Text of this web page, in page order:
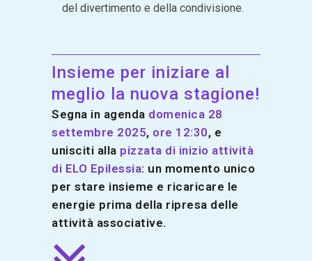
del divertimento e della condivisione.
Insieme per iniziare al
meglio la nuova stagione!
Segna in agenda domenica 28
settembre 2025, ore 12:30, e
unisciti alla pizzata di inizio attività
di ELO Epilessia: un momento unico
per stare insieme e ricaricare le
energie prima della ripresa delle
attività associative.